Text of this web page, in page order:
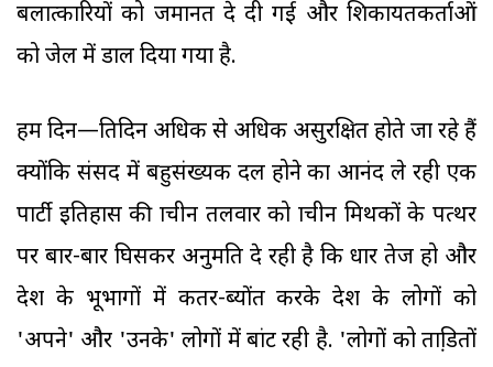
बलात्कारियों को जमानत दे दी गई और शिकायतकर्ताओं
को जेल में डाल दिया गया है.
हम दिन—प्रतिदिन अधिक से अधिक असुरक्षित होते जा रहे हैं
क्योंकि संसद में बहुसंख्यक दल होने का आनंद ले रही एक
पार्टी इतिहास की प्राचीन तलवार को प्राचीन मिथकों के पत्थर
पर बार-बार घिसकर अनुमति दे रही है कि धार तेज हो और
देश के भूभागों में कतर-ब्योंत करके देश के लोगों को
'अपने' और 'उनके' लोगों में बांट रही है. 'लोगों को प्रताडि़तों